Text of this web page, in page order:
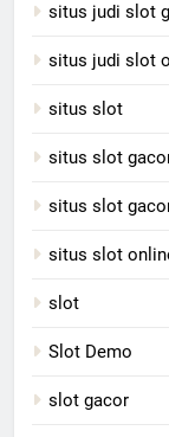
situs judi slot
situs judi slot
situs slot
situs slot
situs slot
situs slot
slot
Slot Demo
slot gacor